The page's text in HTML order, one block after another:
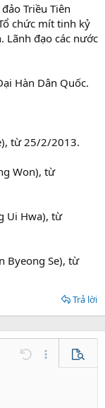
Triều Tiên
chức mít tinh kỷ
Lãnh đạo các nước
Hàn Dân Quốc.
từ 25/2/2013.
Won), từ
Ui Hwa), từ
Byeong Se), từ
Trả lời
tùy chọn…
Undo Thêm tùy
Xem